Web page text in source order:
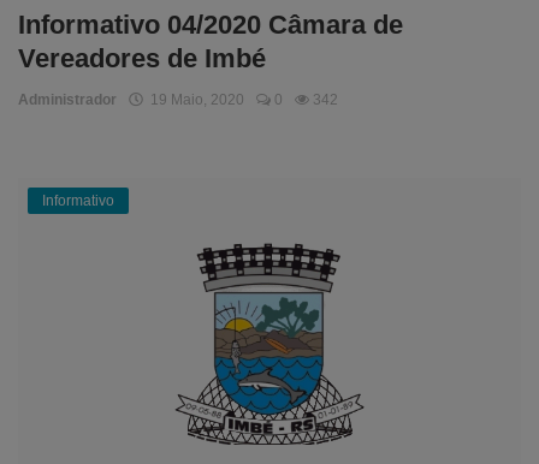
Informativo 04/2020 Câmara de
Vereadores de Imbé
Administrador 19 Maio, 2020 0 342
Informativo